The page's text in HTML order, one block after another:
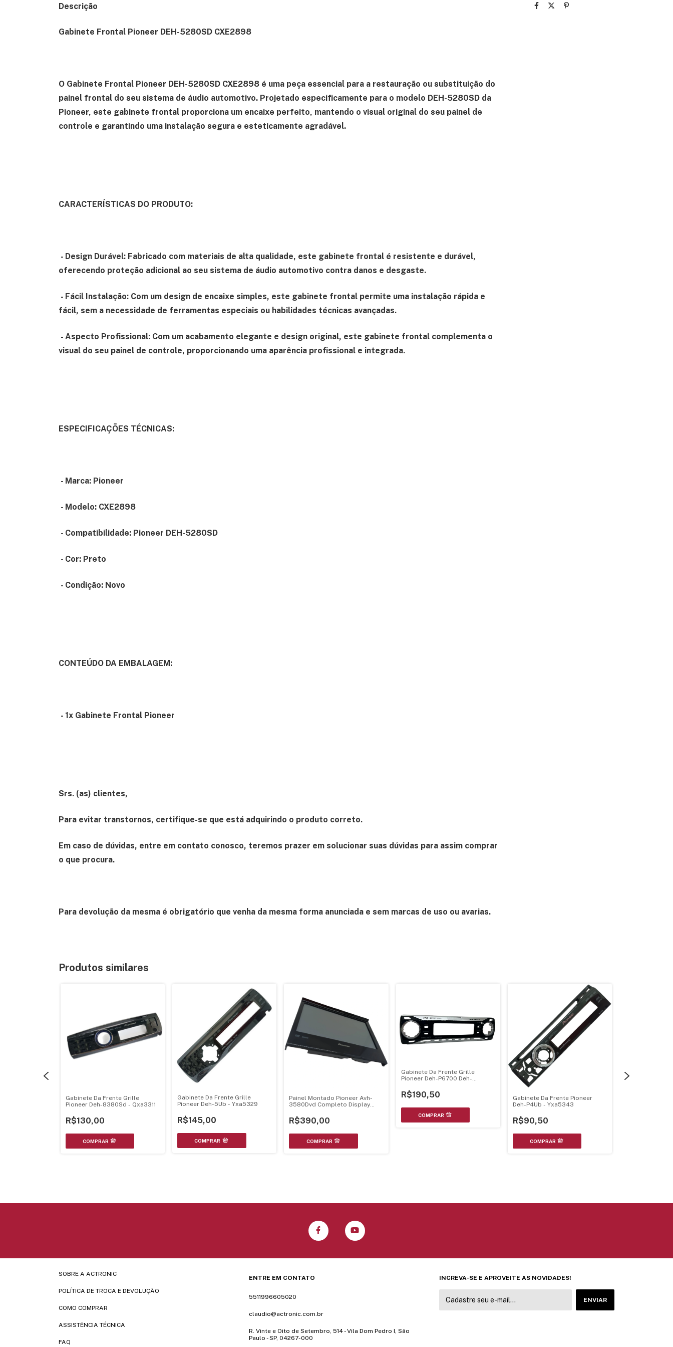
Descrição
Gabinete Frontal Pioneer DEH-5280SD CXE2898
O Gabinete Frontal Pioneer DEH-5280SD CXE2898 é uma peça essencial para a restauração ou substituição do
painel frontal do seu sistema de áudio automotivo. Projetado especificamente para o modelo DEH-5280SD da
Pioneer, este gabinete frontal proporciona um encaixe perfeito, mantendo o visual original do seu painel de
controle e garantindo uma instalação segura e esteticamente agradável.
CARACTERÍSTICAS DO PRODUTO:
- Design Durável: Fabricado com materiais de alta qualidade, este gabinete frontal é resistente e durável,
oferecendo proteção adicional ao seu sistema de áudio automotivo contra danos e desgaste.
- Fácil Instalação: Com um design de encaixe simples, este gabinete frontal permite uma instalação rápida e
fácil, sem a necessidade de ferramentas especiais ou habilidades técnicas avançadas.
- Aspecto Profissional: Com um acabamento elegante e design original, este gabinete frontal complementa o
visual do seu painel de controle, proporcionando uma aparência profissional e integrada.
ESPECIFICAÇÕES TÉCNICAS:
- Marca: Pioneer
- Modelo: CXE2898
- Compatibilidade: Pioneer DEH-5280SD
- Cor: Preto
- Condição: Novo
CONTEÚDO DA EMBALAGEM:
- 1x Gabinete Frontal Pioneer
Srs. (as) clientes,
Para evitar transtornos, certifique-se que está adquirindo o produto correto.
Em caso de dúvidas, entre em contato conosco, teremos prazer em solucionar suas dúvidas para assim comprar
o que procura.
Para devolução da mesma é obrigatório que venha da mesma forma anunciada e sem marcas de uso ou avarias.
Produtos similares
Gabinete Da Frente Grille
Pioneer Deh-8380Sd - Qxa3311
R$130,00
Gabinete Da Frente Grille
Pioneer Deh-5Ub - Yxa5329
R$145,00
Painel Montado Pioneer Avh-
3580Dvd Completo Display
R$390,00
Gabinete Da Frente Grille
Pioneer Deh-P6700 Deh-
R$190,50
Gabinete Da Frente Pioneer
Deh-P4Ub - Yxa5343
R$90,50
SOBRE A ACTRONIC
POLÍTICA DE TROCA E DEVOLUÇÃO
COMO COMPRAR
ASSISTÊNCIA TÉCNICA
FAQ
ENTRE EM CONTATO
5511996605020
claudio@actronic.com.br
R. Vinte e Oito de Setembro, 514 - Vila Dom Pedro I, São
Paulo - SP, 04267-000
INCREVA-SE E APROVEITE AS NOVIDADES!